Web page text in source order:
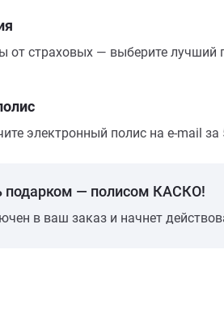
от страховых — выберите лучший
электронный полис на e-mail за
подарком — полисом КАСКО!
в ваш заказ и начнет